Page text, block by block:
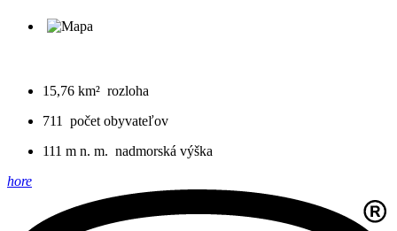
15,76 km² rozloha
711
počet obyvateľov
111 m n. m. nadmorská výška
hore